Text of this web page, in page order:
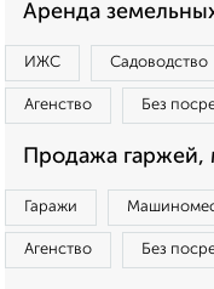
Аренда
ИЖС Садоводство
Агенство Без
Продажа гаржей,
Гаражи
Агенство Без